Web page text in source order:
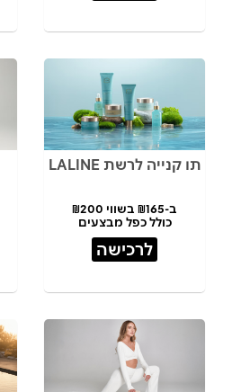
תו קנייה לרשת LALINE
ב-₪165 בשווי ₪200
כולל כפל מבצעים
לרכישה